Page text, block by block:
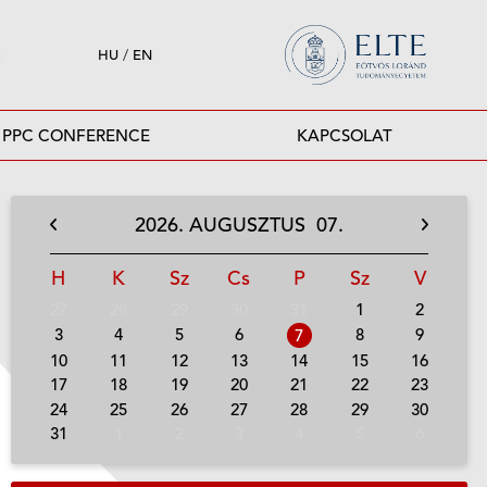
HU / EN
PPC CONFERENCE KAPCSOLAT
2026. AUGUSZTUS 07.
H K Sz Cs P Sz V
1
2
3
4 5 6 7 8
9
10
11 12 13 14 15
16
17
18 19 20 21 22
23
24
25 26 27 28 29
30
31